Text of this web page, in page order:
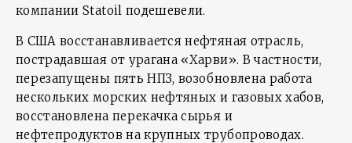
компании Statoil подешевели.
В США восстанавливается нефтяная отрасль,
пострадавшая от урагана «Харви». В частности,
перезапущены пять НПЗ, возобновлена работа
нескольких морских нефтяных и газовых хабов,
восстановлена перекачка сырья и
нефтепродуктов на крупных трубопроводах.